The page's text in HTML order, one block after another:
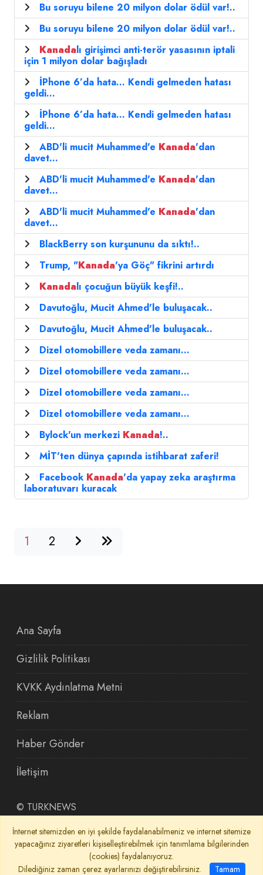
Bu soruyu bilene 20 milyon dolar ödül var!..
Bu soruyu bilene 20 milyon dolar ödül var!..
Kanadalı girişimci anti-terör yasasının iptali
için 1 milyon dolar bağışladı
İPhone 6’da hata... Kendi gelmeden hatası
geldi...
İPhone 6’da hata... Kendi gelmeden hatası
geldi...
ABD'li mucit Muhammed'e Kanada'dan
davet...
ABD'li mucit Muhammed'e Kanada'dan
davet...
ABD'li mucit Muhammed'e Kanada'dan
davet...
BlackBerry son kurşununu da sıktı!..
Trump, "Kanada'ya Göç" fikrini artırdı
Kanadalı çocuğun büyük keşfi!..
Davutoğlu, Mucit Ahmed'le buluşacak..
Davutoğlu, Mucit Ahmed'le buluşacak..
Dizel otomobillere veda zamanı...
Dizel otomobillere veda zamanı...
Dizel otomobillere veda zamanı...
Dizel otomobillere veda zamanı...
Bylock'un merkezi Kanada!..
MİT'ten dünya çapında istihbarat zaferi!
Facebook Kanada'da yapay zeka araştırma
laboratuvarı kuracak
1 2
Ana Sayfa
Gizlilik Politikası
KVKK Aydınlatma Metni
Reklam
Haber Gönder
İletişim
© TURKNEWS
İnternet sitemizden en iyi şekilde faydalanabilmeniz ve internet sitemize
yapacağınız ziyaretleri kişiselleştirebilmek için tanımlama bilgilerinden
(cookies) faydalanıyoruz.
Dilediğiniz zaman çerez ayarlarınızı değiştirebilirsiniz.
Tamam